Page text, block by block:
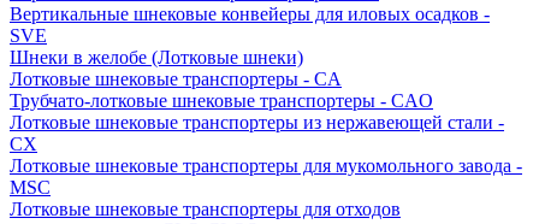
Вертикальные шнековые конвейеры для иловых осадков -
SVE
Шнеки в желобе (Лотковые шнеки)
Лотковые шнековые транспортеры - CA
Трубчато-лотковые шнековые транспортеры - CAO
Лотковые шнековые транспортеры из нержавеющей стали -
CX
Лотковые шнековые транспортеры для мукомольного завода -
MSC
Лотковые шнековые транспортеры для отходов